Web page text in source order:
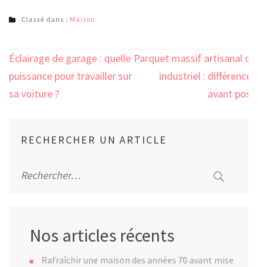
Classé dans : Maison
Navigation
de
l’article
Éclairage de garage : quelle
puissance pour travailler sur
sa voiture ?
Parquet massif artisanal ou
industriel : différences
avant pose
RECHERCHER UN ARTICLE
Nos articles récents
Rafraîchir une maison des années 70 avant mise